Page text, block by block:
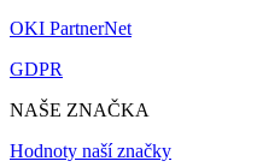
OKI PartnerNet
GDPR
NAŠE ZNAČKA
Hodnoty naší značky